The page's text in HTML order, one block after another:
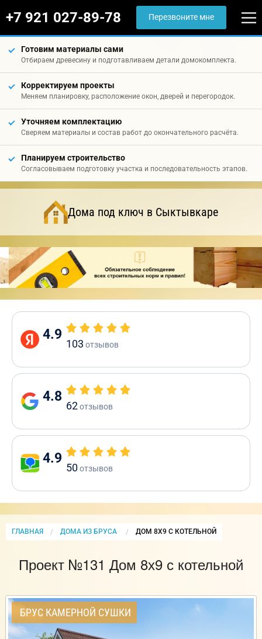
+7 921 027-89-78 Перезвоните мне
Готовим материалы сами
Отбираем древесину и подготавливаем детали домокомплекта.
Корректируем проекты
Меняем планировку, расположение окон, дверей и перегородок.
Уточняем комплектацию
Сверяем материалы и состав работ до окончательного расчёта.
Планируем строительство
Согласовываем подготовку участка и последовательность этапов.
Дома под ключ в Сыктывкаре
4.9
103 отзывов
4.8
62отзывов
4.9
50отзывов
ГЛАВНАЯ ДОМА ИЗ БРУСА CURRENT:
ДОМ 8Х9 С КОТЕЛЬНОЙ
Проект №131 Дом 8х9 с котельной
БРУС КАМЕРНОЙ СУШКИ